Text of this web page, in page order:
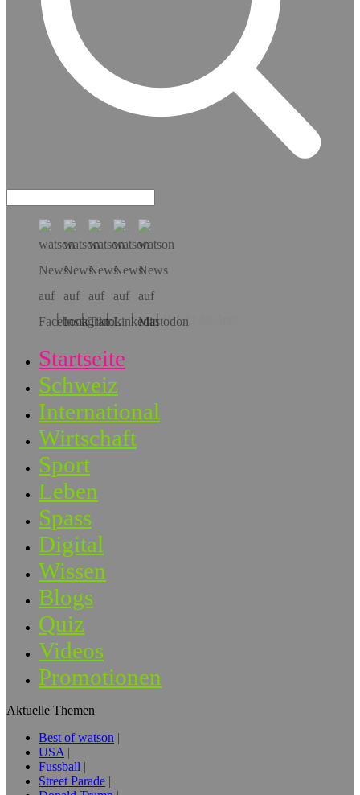
Hol dir die App!
Startseite
Schweiz
International
Wirtschaft
Sport
Leben
Spass
Digital
Wissen
Blogs
Quiz
Videos
Promotionen
Aktuelle Themen
Best of watson
USA
Fussball
Street Parade